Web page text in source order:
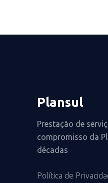
Plansul
Prestação de
compromisso da
décadas
Política de